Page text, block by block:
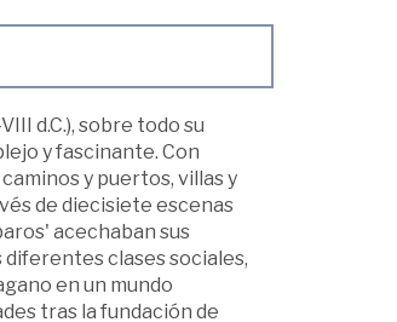
d.C.), sobre todo su
y fascinante. Con
y puertos, villas y
de diecisiete escenas
acechaban sus
diferentes clases sociales,
en un mundo
tras la fundación de